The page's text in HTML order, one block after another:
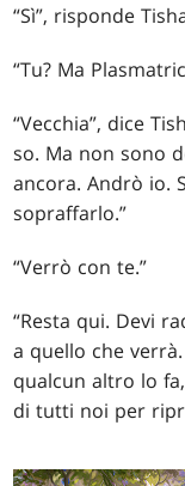
“Sì”, risponde
“Tu? Ma
“Vecchia”, dice
so. Ma non sono
ancora. Andrò io.
sopraffarlo.”
“Verrò con te.”
“Resta qui. Devi
a quello che
qualcun altro lo
di tutti noi per